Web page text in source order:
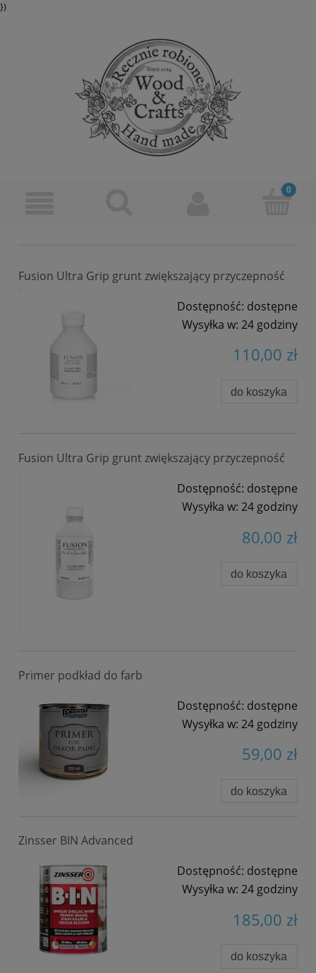
})
Fusion Ultra Grip grunt zwiększający przyczepność
Dostępność: dostępne
Wysyłka w: 24 godziny
110,00 zł
do koszyka
Fusion Ultra Grip grunt zwiększający przyczepność
Dostępność: dostępne
Wysyłka w: 24 godziny
80,00 zł
do koszyka
Primer podkład do farb
Dostępność: dostępne
Wysyłka w: 24 godziny
59,00 zł
do koszyka
Zinsser BIN Advanced
Dostępność: dostępne
Wysyłka w: 24 godziny
185,00 zł
do koszyka